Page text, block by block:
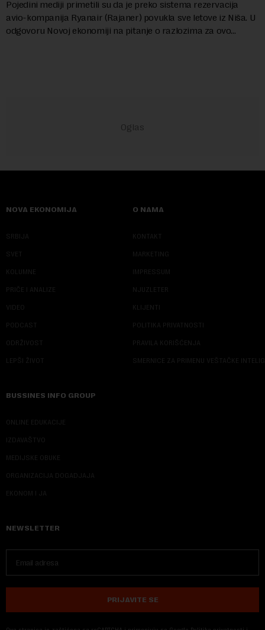
Pojedini mediji primetili su da je preko sistema rezervacija
avio-kompanija Ryanair (Rajaner) povukla sve letove iz Niša. U
odgovoru Novoj ekonomiji na pitanje o razlozima za ovo
NOVA EKONOMIJA
SRBIJA
SVET
KOLUMNE
PRIČE I ANALIZE
VIDEO
PODCAST
ODRŽIVOST
LEPŠI ŽIVOT
O NAMA
KONTAKT
MARKETING
IMPRESSUM
NJUZLETER
KLIJENTI
POLITIKA PRIVATNOSTI
PRAVILA KORIŠĆENJA
SMERNICE ZA PRIMENU VEŠTAČKE
BUSSINES INFO GROUP
ONLINE EDUKACIJE
IZDAVAŠTVO
MEDIJSKE OBUKE
ORGANIZACIJA DOGADJAJA
EKONOM I JA
NEWSLETTER
PRIJAVITE SE